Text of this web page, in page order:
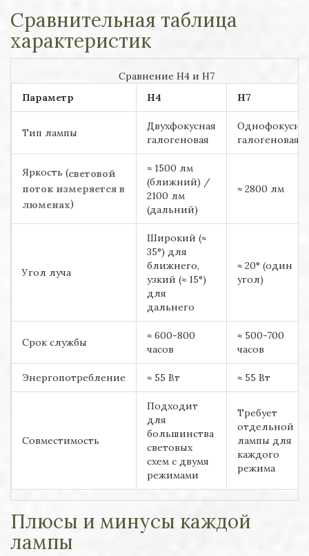
Сравнительная таблица
характеристик
Сравнение H4 и H7
Параметр
H4 H7
Тип лампы
Двухфокусная
галогеновая
галогеновая
Яркость (световой
поток измеряется в
люменах)
≈ 1500 лм
(ближний) /
2100 лм
(дальний)
≈ 2800 лм
Угол луча
Широкий (≈
35°) для
ближнего,
узкий (≈ 15°)
для
дальнего
≈ 20° (один
угол)
Срок службы
≈ 600-800
часов
≈ 500-700
часов
Энергопотребление ≈ 55 Вт ≈ 55 Вт
Совместимость
Подходит
для
большинства
световых
схем с двумя
режимами
Требует
отдельной
лампы для
каждого
режима
Плюсы и минусы каждой
лампы